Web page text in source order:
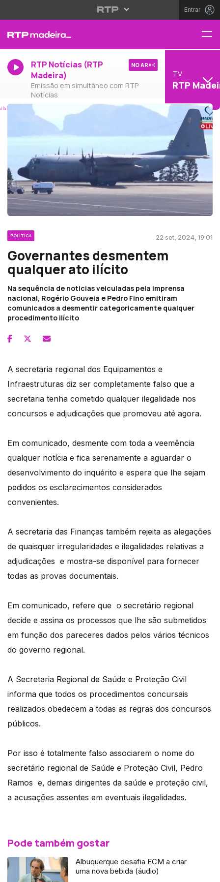
Entrar
RTP Notícias (RTP
Madeira)
Emissão em simultâneo com RTP
Notícias
NO AR
TV
RTP
POLÍTICA 22 set, 2024, 19:01
Governantes desmentem
qualquer ato ilícito
Na sequência de noticias veiculadas pela imprensa
nacional, Rogério Gouveia e Pedro Fino emitiram
comunicados a desmentir categoricamente qualquer
procedimento ilícito
A secretaria regional dos Equipamentos e
Infraestruturas diz ser completamente falso que a
secretaria tenha cometido qualquer ilegalidade nos
concursos e adjudicações que promoveu até agora.
Em comunicado, desmente com toda a veemência
qualquer notícia e fica serenamente a aguardar o
desenvolvimento do inquérito e espera que lhe sejam
pedidos os esclarecimentos considerados
convenientes.
A secretaria das Finanças também rejeita as alegações
de quaisquer irregularidades e ilegalidades relativas a
adjudicações e mostra-se disponível para fornecer
todas as provas documentais.
Em comunicado, refere que o secretário regional
decide e assina os processos que lhe são submetidos
em função dos pareceres dados pelos vários técnicos
do governo regional.
A Secretaria Regional de Saúde e Proteção Civil
informa que todos os procedimentos concursais
realizados obedecem a todas as regras dos concursos
públicos.
Por isso é totalmente falso associarem o nome do
secretário regional de Saúde e Proteção Civil, Pedro
Ramos e, demais dirigentes da saúde e proteção civil,
a acusações assentes em eventuais ilegalidades.
Pode também gostar
Albuquerque desafia ECM a criar
uma nova bebida (áudio)